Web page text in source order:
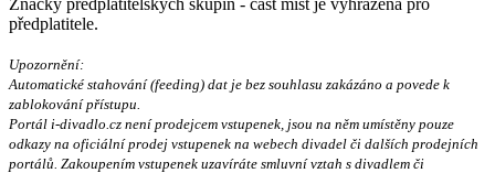
předplatitele.
Upozornění:
Automatické stahování (feeding) dat je bez souhlasu zakázáno a povede k
zablokování přístupu.
Portál i-divadlo.cz není prodejcem vstupenek, jsou na něm umístěny pouze
odkazy na oficiální prodej vstupenek na webech divadel či dalších prodejních
portálů. Zakoupením vstupenek uzavíráte smluvní vztah s divadlem či